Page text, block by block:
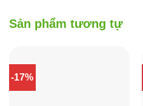
Sản phẩm tương tự
-17%